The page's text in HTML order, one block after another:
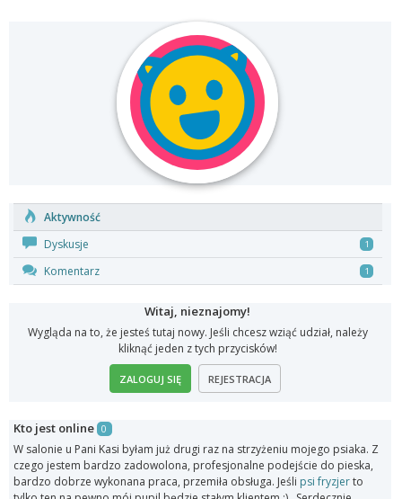
Aktywność
Dyskusje
1
Komentarz 1
Witaj, nieznajomy!
Wygląda na to, że jesteś tutaj nowy. Jeśli chcesz wziąć udział, należy
kliknąć jeden z tych przycisków!
ZALOGUJ SIĘ REJESTRACJA
Kto jest online 0
W salonie u Pani Kasi byłam już drugi raz na strzyżeniu mojego psiaka. Z
czego jestem bardzo zadowolona, profesjonalne podejście do pieska,
bardzo dobrze wykonana praca, przemiła obsługa. Jeśli psi fryzjerto